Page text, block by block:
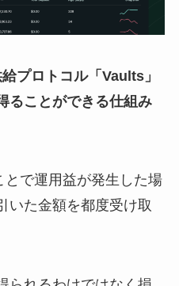
プロトコル「Vaults」
ることができる仕組み
で運用益が発生した場
いた金額を都度受け取